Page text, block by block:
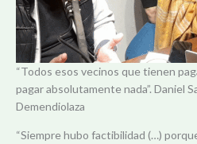
“Todos esos vecinos que tienen
pagar absolutamente nada”. Daniel
Demendiolaza
“Siempre hubo factibilidad (…)